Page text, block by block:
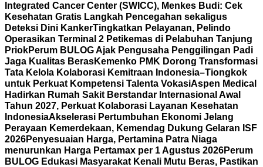
Integrated Cancer Center (SWICC), Menkes Budi: Cek
Kesehatan Gratis Langkah Pencegahan sekaligus
Deteksi Dini KankerTingkatkan Pelayanan, Pelindo
Operasikan Terminal 2 Petikemas di Pelabuhan Tanjung
PriokPerum BULOG Ajak Pengusaha Penggilingan Padi
Jaga Kualitas BerasKemenko PMK Dorong Transformasi
Tata Kelola Kolaborasi Kemitraan Indonesia–Tiongkok
untuk Perkuat Kompetensi Talenta VokasiAspen Medical
Hadirkan Rumah Sakit Berstandar Internasional Awal
Tahun 2027, Perkuat Kolaborasi Layanan Kesehatan
IndonesiaAkselerasi Pertumbuhan Ekonomi Jelang
Perayaan Kemerdekaan, Kemendag Dukung Gelaran ISF
2026Penyesuaian Harga, Pertamina Patra Niaga
menurunkan Harga Pertamax per 1 Agustus 2026Perum
BULOG Edukasi Masyarakat Kenali Mutu Beras, Pastikan